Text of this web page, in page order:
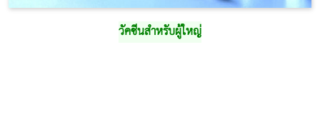
วัคซีนสำหรับผู้ใหญ่